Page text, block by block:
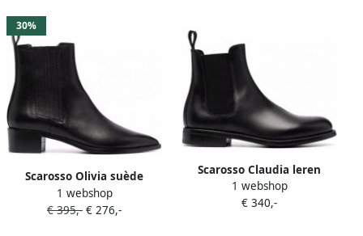
30%
Scarosso Olivia suède
enkellaarzen Zwart
1 webshop
€ 395,- € 276,-
Scarosso Claudia leren
enkellaarzen Zwart
1 webshop
€ 340,-